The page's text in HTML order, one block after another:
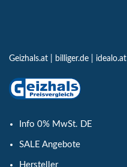
Geizhals.at billiger.de idealo.at
Info 0% MwSt. DE
SALE Angebote
Hersteller